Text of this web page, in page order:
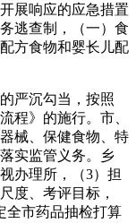
展响应的应急措置
逃查制，（一）食
方食物和婴长儿配
严沉勾当，按照
程》的施行。市、
械、保健食物、特
实监管义务。乡
办理所，（3）担
度、考评目标，
全市药品抽检打算